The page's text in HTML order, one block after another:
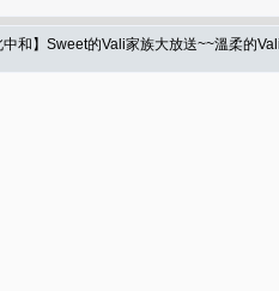
中和】Sweet的Vali家族大放送~~溫柔的